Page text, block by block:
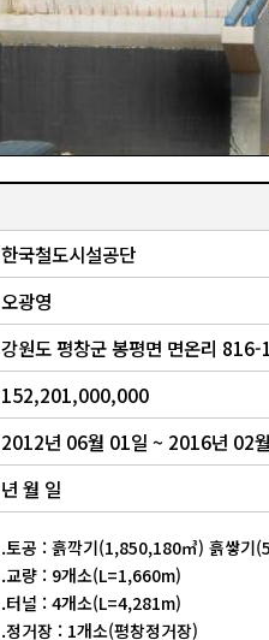
한국철도시설공단
오광영
강원도 평창군 봉평면 면온리 816-
152,201,000,000
2012년 06월 01일 ~ 2016년 02
년 월 일
.토공 : 흙깍기(1,850,180㎥) 흙쌓기
.교량 : 9개소(L=1,660m)
.터널 : 4개소(L=4,281m)
.정거장 : 1개소(평창정거장)